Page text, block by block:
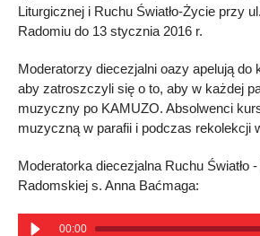
Liturgicznej i Ruchu Światło-Życie przy
Radomiu do 13 stycznia 2016 r.
Moderatorzy diecezjalni oazy apelują do
aby zatroszczyli się o to, aby w każdej
muzyczny po KAMUZO. Absolwenci
muzyczną w parafii i podczas rekolekcji
Moderatorka diecezjalna Ruchu Światło
Radomskiej s. Anna Baćmaga:
00:00